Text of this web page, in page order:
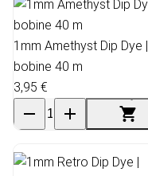
1mm Amethyst Dip Dye |
bobine 40 m
3,95 €